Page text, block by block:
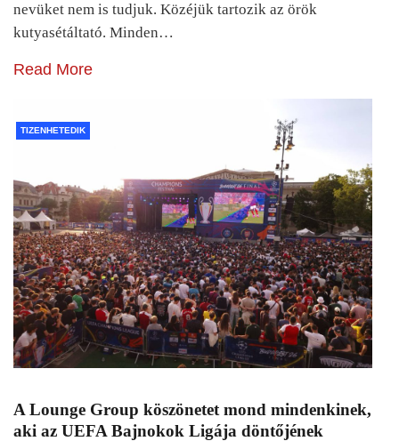
nevüket nem is tudjuk. Közéjük tartozik az örök
kutyasétáltató. Minden…
Read More
TIZENHETEDIK
A Lounge Group köszönetet mond mindenkinek,
aki az UEFA Bajnokok Ligája döntőjének